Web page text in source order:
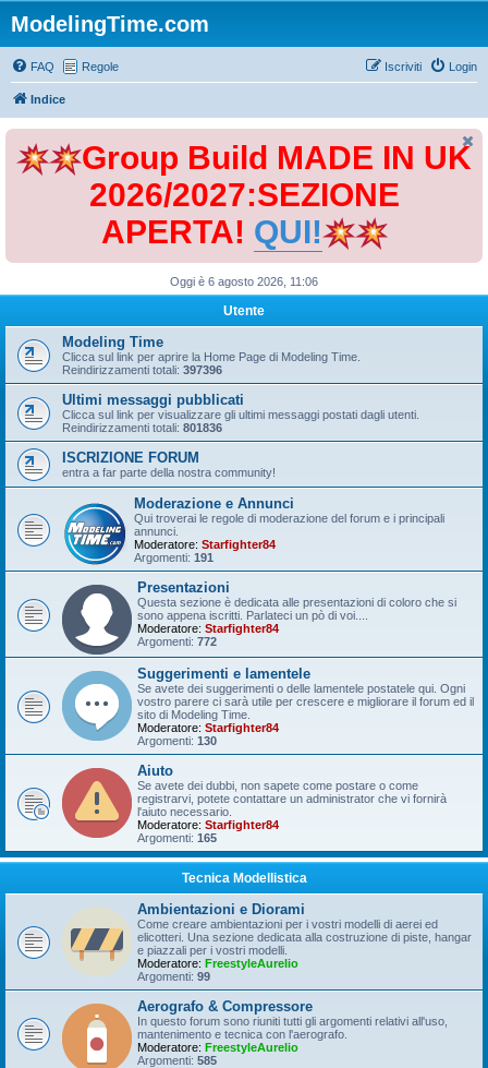
ModelingTime.com
FAQ Regole Login
Iscriviti
Indice
Group Build MADE IN UK
2026/2027:SEZIONE
APERTA! QUI!
Oggi è 6 agosto 2026, 11:06
Utente
Modeling Time
Clicca sul link per aprire la Home Page di Modeling Time.
Reindirizzamenti totali: 397396
Ultimi messaggi pubblicati
Clicca sul link per visualizzare gli ultimi messaggi postati dagli utenti.
Reindirizzamenti totali: 801836
ISCRIZIONE FORUM
entra a far parte della nostra community!
Moderazione e Annunci
Qui troverai le regole di moderazione del forum e i principali
annunci.
Moderatore: Starfighter84
Argomenti: 191
Presentazioni
Questa sezione è dedicata alle presentazioni di coloro che si
sono appena iscritti. Parlateci un pò di voi....
Moderatore: Starfighter84
Argomenti: 772
Suggerimenti e lamentele
Se avete dei suggerimenti o delle lamentele postatele qui. Ogni
vostro parere ci sarà utile per crescere e migliorare il forum ed il
sito di Modeling Time.
Moderatore: Starfighter84
Argomenti: 130
Aiuto
Se avete dei dubbi, non sapete come postare o come
registrarvi, potete contattare un administrator che vi fornirà
l'aiuto necessario.
Moderatore: Starfighter84
Argomenti: 165
Tecnica Modellistica
Ambientazioni e Diorami
Come creare ambientazioni per i vostri modelli di aerei ed
elicotteri. Una sezione dedicata alla costruzione di piste, hangar
e piazzali per i vostri modelli.
Moderatore: FreestyleAurelio
Argomenti: 99
Aerografo & Compressore
In questo forum sono riuniti tutti gli argomenti relativi all'uso,
mantenimento e tecnica con l'aerografo.
Moderatore: FreestyleAurelio
Argomenti: 585